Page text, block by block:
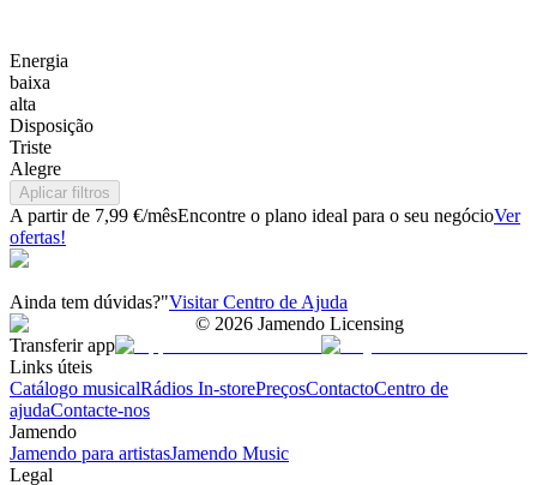
Energia
baixa
alta
Disposição
Triste
Alegre
Aplicar filtros
A partir de 7,99 €/mêsEncontre o plano ideal para o seu negócioVer
ofertas!
Ainda tem dúvidas?"Visitar Centro de Ajuda
© 2026 Jamendo Licensing
Transferir app
Links úteis
Catálogo musicalRádios In-storePreçosContactoCentro de
ajudaContacte-nos
Jamendo
Jamendo para artistasJamendo Music
Legal